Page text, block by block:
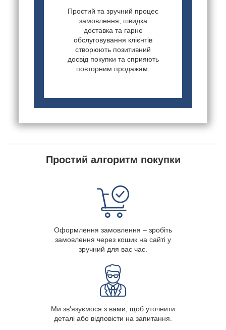
Простий та зручний процес
замовлення, швидка
доставка та гарне
обслуговування клієнтів
створюють позитивний
досвід покупки та сприяють
повторним продажам.
Простий алгоритм покупки
Оформлення замовлення – зробіть
замовлення через кошик на сайті у
зручний для вас час.
Ми зв'язуємося з вами, щоб уточнити
деталі або відповісти на запитання.